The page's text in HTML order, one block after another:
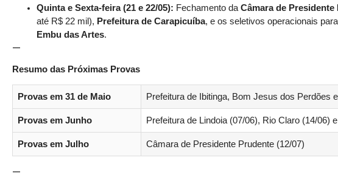
Quinta e Sexta-feira (21 e 22/05): Fechamento da Câmara de Presidente
até R$ 22 mil), Prefeitura de Carapicuíba, e os seletivos operacionais
Embu das Artes.
—
Resumo das Próximas Provas
Provas em 31 de Maio Prefeitura de Ibitinga, Bom Jesus dos Perdões
Provas em Junho Prefeitura de Lindoia (07/06), Rio Claro (14/06)
Provas em Julho Câmara de Presidente Prudente (12/07)
—